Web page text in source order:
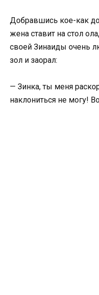
Добравшись кое-как
жена ставит на стол
своей Зинаиды очень
зол и заорал:
— Зинка, ты меня
наклониться не могу!